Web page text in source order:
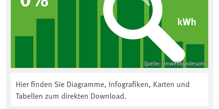
Quelle: Umweltbundesamt
Hier finden Sie Diagramme, Infografiken, Karten und
Tabellen zum direkten Download.